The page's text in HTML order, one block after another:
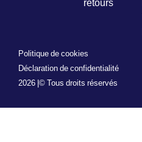
2026 |© Tous droits réservés
Politique de cookies
Déclaration de confidentialité